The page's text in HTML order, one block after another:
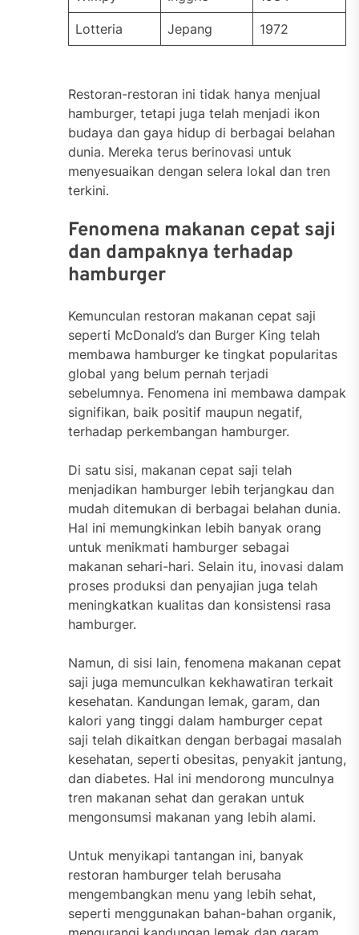
Lotteria Jepang 1972
Restoran-restoran ini tidak hanya menjual
hamburger, tetapi juga telah menjadi ikon
budaya dan gaya hidup di berbagai belahan
dunia. Mereka terus berinovasi untuk
menyesuaikan dengan selera lokal dan tren
terkini.
Fenomena makanan cepat saji
dan dampaknya terhadap
hamburger
Kemunculan restoran makanan cepat saji
seperti McDonald’s dan Burger King telah
membawa hamburger ke tingkat popularitas
global yang belum pernah terjadi
sebelumnya. Fenomena ini membawa dampak
signifikan, baik positif maupun negatif,
terhadap perkembangan hamburger.
Di satu sisi, makanan cepat saji telah
menjadikan hamburger lebih terjangkau dan
mudah ditemukan di berbagai belahan dunia.
Hal ini memungkinkan lebih banyak orang
untuk menikmati hamburger sebagai
makanan sehari-hari. Selain itu, inovasi dalam
proses produksi dan penyajian juga telah
meningkatkan kualitas dan konsistensi rasa
hamburger.
Namun, di sisi lain, fenomena makanan cepat
saji juga memunculkan kekhawatiran terkait
kesehatan. Kandungan lemak, garam, dan
kalori yang tinggi dalam hamburger cepat
saji telah dikaitkan dengan berbagai masalah
kesehatan, seperti obesitas, penyakit jantung,
dan diabetes. Hal ini mendorong munculnya
tren makanan sehat dan gerakan untuk
mengonsumsi makanan yang lebih alami.
Untuk menyikapi tantangan ini, banyak
restoran hamburger telah berusaha
mengembangkan menu yang lebih sehat,
seperti menggunakan bahan-bahan organik,